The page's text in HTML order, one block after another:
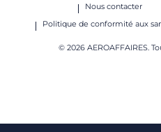
Nous contacter
Politique de conformité aux
© 2026 AEROAFFAIRES.